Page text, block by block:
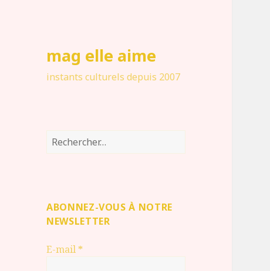
mag elle aime
instants culturels depuis 2007
Rechercher :
ABONNEZ-VOUS À NOTRE
NEWSLETTER
E-mail *